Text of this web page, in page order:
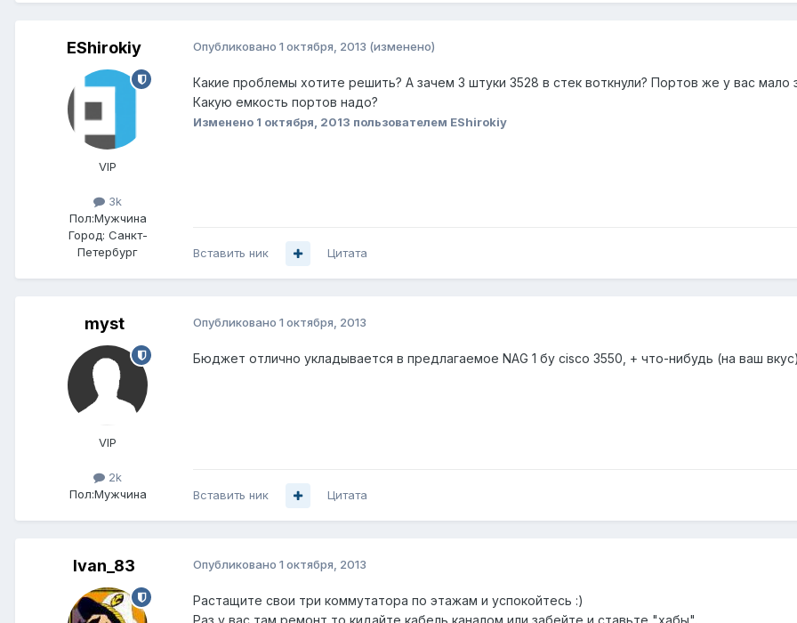
EShirokiy
VIP
3k
Пол:Мужчина
Город: Санкт-
Петербург
Опубликовано 1 октября, 2013 (изменено)
Какие проблемы хотите решить? А зачем 3 штуки 3528 в стек воткнули? Портов же у вас мало
Какую емкость портов надо?
Изменено 1 октября, 2013 пользователем EShirokiy
Вставить ник Цитата
myst
VIP
2k
Пол:Мужчина
Опубликовано 1 октября, 2013
Бюджет отлично укладывается в предлагаемое NAG 1 бу cisco 3550, + что-нибудь (на ваш
Вставить ник Цитата
Ivan_83 Опубликовано 1 октября, 2013
Растащите свои три коммутатора по этажам и успокойтесь :)